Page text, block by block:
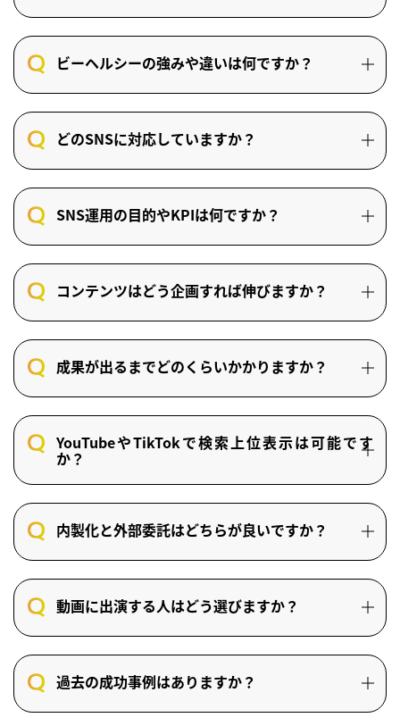
ビーヘルシーの強みや違いは何ですか？
どのSNSに対応していますか？
SNS運用の目的やKPIは何ですか？
コンテンツはどう企画すれば伸びますか？
成果が出るまでどのくらいかかりますか？
YouTubeやTikTokで検索上位表示は可能です
か？
内製化と外部委託はどちらが良いですか？
動画に出演する人はどう選びますか？
過去の成功事例はありますか？